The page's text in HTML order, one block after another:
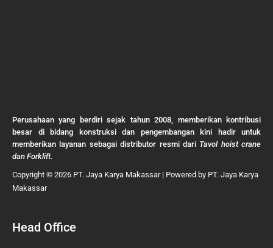
Perusahaan yang berdiri sejak tahun 2008, memberikan kontribusi
besar di bidang konstruksi dan pengembangan kini hadir untuk
memberikan layanan sebagai distributor resmi dari Tavol hoist crane
dan Forklift.
Copyright © 2026 PT. Jaya Karya Makassar | Powered by PT. Jaya Karya
Makassar
Head Office